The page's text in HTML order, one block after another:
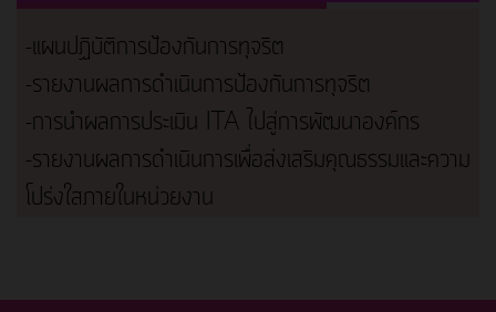
-แผนปฏิบัติการป้องกันการทุจริต
-รายงานผลการดำเนินการป้องกันการทุจริต
-การนำผลการประเมิน ITA ไปสู่การพัฒนาองค์กร
-รายงานผลการดำเนินการเพื่อส่งเสริมคุณธรรมและความ
โปร่งใสภายในหน่วยงาน